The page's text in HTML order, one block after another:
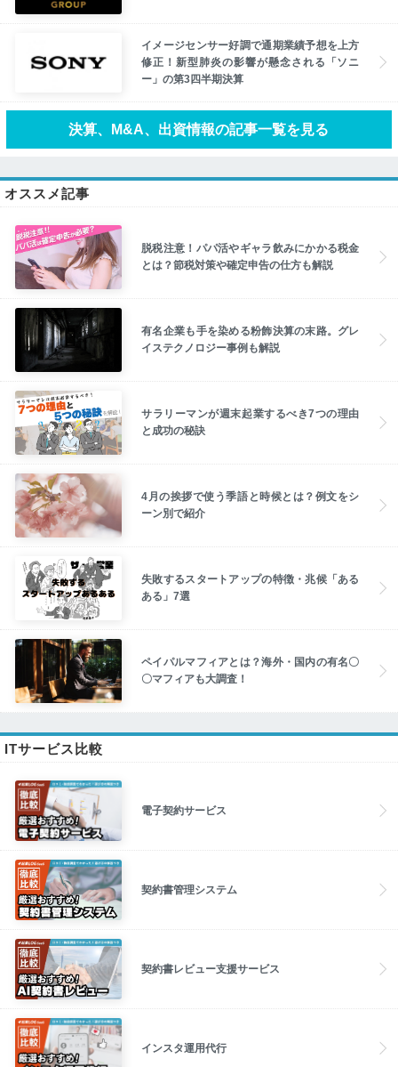
イメージセンサー好調で通期業績予想を上方
修正！新型肺炎の影響が懸念される「ソニ
ー」の第3四半期決算
決算、M&A、出資情報の記事一覧を見る
オススメ記事
脱税注意！パパ活やギャラ飲みにかかる税金
とは？節税対策や確定申告の仕方も解説
有名企業も手を染める粉飾決算の末路。グレ
イステクノロジー事例も解説
サラリーマンが週末起業するべき7つの理由
と成功の秘訣
4月の挨拶で使う季語と時候とは？例文をシ
ーン別で紹介
失敗するスタートアップの特徴・兆候「ある
ある」7選
ペイパルマフィアとは？海外・国内の有名〇
〇マフィアも大調査！
ITサービス比較
電子契約サービス
契約書管理システム
契約書レビュー支援サービス
インスタ運用代行